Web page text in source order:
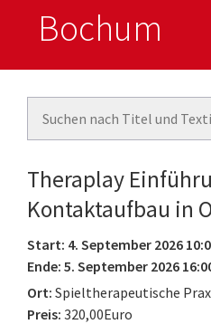
Bochum
Theraplay
Kontaktaufbau in
Start: 4. September 2026
Ende: 5. September 2026
Ort: Spieltherapeutische
Preis: 320,00Euro